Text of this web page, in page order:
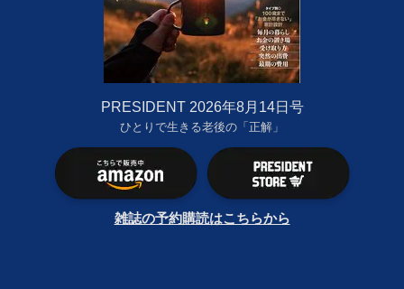
PRESIDENT 2026年8月14日号
ひとりで生きる老後の「正解」
雑誌の予約購読はこちらから